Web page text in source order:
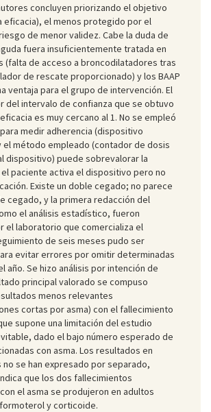
concluyen priorizando el objetivo
eficacia), el menos protegido por el
de menor validez. Cabe la duda de
fuera insuficientemente tratada en
(falta de acceso a broncodilatadores tras
de rescate proporcionado) y los BAAP
ventaja para el grupo de intervención. El
del intervalo de confianza que se obtuvo
es muy cercano al 1. No se empleó
medir adherencia (dispositivo
el método empleado (contador de dosis
dispositivo) puede sobrevalorar la
paciente activa el dispositivo pero no
Existe un doble cegado; no parece
cegado, y la primera redacción del
el análisis estadístico, fueron
el laboratorio que comercializa el
de seis meses pudo ser
evitar errores por omitir determinadas
año. Se hizo análisis por intención de
principal valorado se compuso
menos relevantes
cortas por asma) con el fallecimiento
supone una limitación del estudio
dado el bajo número esperado de
con asma. Los resultados en
se han expresado por separado,
que los dos fallecimientos
el asma se produjeron en adultos
y corticoide.